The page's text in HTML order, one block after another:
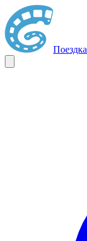
Поездка